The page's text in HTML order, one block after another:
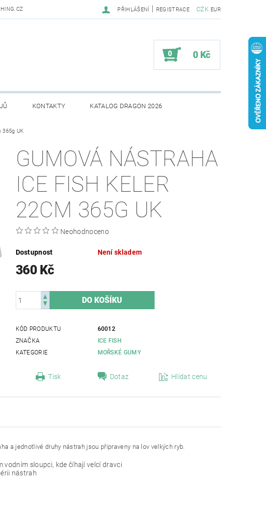
CZK EUR
PŘIHLÁŠENÍ | REGISTRACE
0 0 Kč
KONTAKTY KATALOG DRAGON 2026
365g UK
GUMOVÁ NÁSTRAHA
ICE FISH KELER
22CM 365G UK
Neohodnoceno
Dostupnost Není skladem
360 Kč
KÓD PRODUKTU
60012
ZNAČKA
ICE FISH
KATEGORIE
MOŘSKÉ GUMY
Tisk Dotaz Hlídat cenu
a jednotlivé druhy nástrah jsou připraveny na lov velkých ryb.
sloupci, kde číhají velcí dravci
nástrah